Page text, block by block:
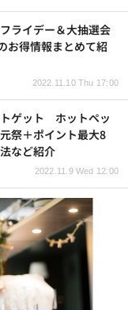
2022.11.10 Thu 17:00
ライデー＆大抽選会
お得情報まとめて紹
2022.11.9 Wed 12:00
ゲット ホットペッ
祭＋ポイント最大8
など紹介